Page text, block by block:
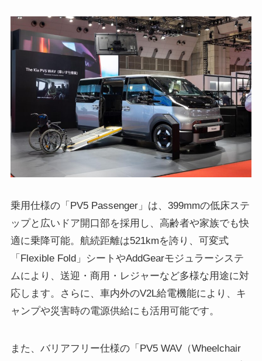
乗用仕様の「PV5 Passenger」は、399mmの低床ステ
ップと広いドア開口部を採用し、高齢者や家族でも快
適に乗降可能。航続距離は521kmを誇り、可変式
「Flexible Fold」シートやAddGearモジュラーシステ
ムにより、送迎・商用・レジャーなど多様な用途に対
応します。さらに、車内外のV2L給電機能により、キ
ャンプや災害時の電源供給にも活用可能です。
また、バリアフリー仕様の「PV5 WAV（Wheelchair